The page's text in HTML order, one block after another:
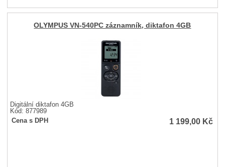
OLYMPUS VN-540PC záznamník, diktafon 4GB
Digitální diktafon 4GB
Kód: 877989
Cena s DPH
1 199,00 Kč